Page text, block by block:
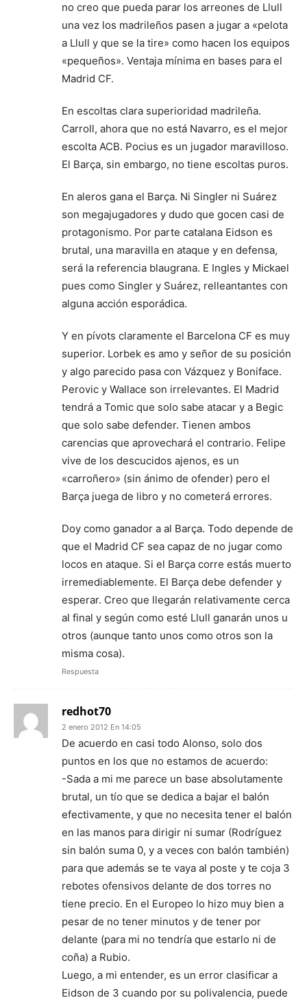
no creo que pueda parar los arreones de Llull
una vez los madrileños pasen a jugar a «pelota
a Llull y que se la tire» como hacen los equipos
«pequeños». Ventaja mínima en bases para el
Madrid CF.
En escoltas clara superioridad madrileña.
Carroll, ahora que no está Navarro, es el mejor
escolta ACB. Pocius es un jugador maravilloso.
El Barça, sin embargo, no tiene escoltas puros.
En aleros gana el Barça. Ni Singler ni Suárez
son megajugadores y dudo que gocen casi de
protagonismo. Por parte catalana Eidson es
brutal, una maravilla en ataque y en defensa,
será la referencia blaugrana. E Ingles y Mickael
pues como Singler y Suárez, relleantantes con
alguna acción esporádica.
Y en pívots claramente el Barcelona CF es muy
superior. Lorbek es amo y señor de su posición
y algo parecido pasa con Vázquez y Boniface.
Perovic y Wallace son irrelevantes. El Madrid
tendrá a Tomic que solo sabe atacar y a Begic
que solo sabe defender. Tienen ambos
carencias que aprovechará el contrario. Felipe
vive de los descucidos ajenos, es un
«carroñero» (sin ánimo de ofender) pero el
Barça juega de libro y no cometerá errores.
Doy como ganador a al Barça. Todo depende de
que el Madrid CF sea capaz de no jugar como
locos en ataque. Si el Barça corre estás muerto
irremediablemente. El Barça debe defender y
esperar. Creo que llegarán relativamente cerca
al final y según como esté Llull ganarán unos u
otros (aunque tanto unos como otros son la
misma cosa).
Respuesta
redhot70
2 enero 2012 En 14:05
De acuerdo en casi todo Alonso, solo dos
puntos en los que no estamos de acuerdo:
-Sada a mi me parece un base absolutamente
brutal, un tío que se dedica a bajar el balón
efectivamente, y que no necesita tener el balón
en las manos para dirigir ni sumar (Rodríguez
sin balón suma 0, y a veces con balón también)
para que además se te vaya al poste y te coja 3
rebotes ofensivos delante de dos torres no
tiene precio. En el Europeo lo hizo muy bien a
pesar de no tener minutos y de tener por
delante (para mi no tendría que estarlo ni de
coña) a Rubio.
Luego, a mi entender, es un error clasificar a
Eidson de 3 cuando por su polivalencia, puede